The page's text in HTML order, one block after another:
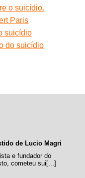
o suicídio.
Paris
suicídio
do suicídio
de Lucio Magri
e fundador do
cometeu sui[...]